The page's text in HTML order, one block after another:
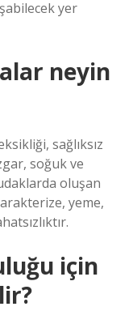
yer
neyin
sağlıksız
soğuk ve
oluşan
yeme,
için